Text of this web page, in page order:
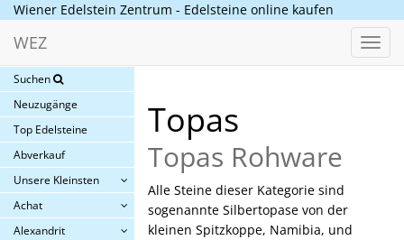
Wiener Edelstein Zentrum - Edelsteine online kaufen
WEZ
Suchen
Neuzugänge
Top Edelsteine
Abverkauf
Unsere Kleinsten
Achat
Alexandrit
Topas
Topas Rohware
Alle Steine dieser Kategorie sind
sogenannte Silbertopase von der
kleinen Spitzkoppe, Namibia, und